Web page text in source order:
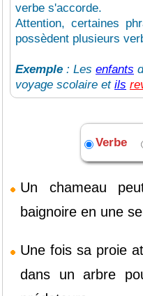
verbe s'accorde.
Attention, certaines
possèdent plusieurs
Exemple : Les enfants
voyage scolaire et ils
Verbe
Un chameau
baignoire en une
Une fois sa proie
dans
un arbre